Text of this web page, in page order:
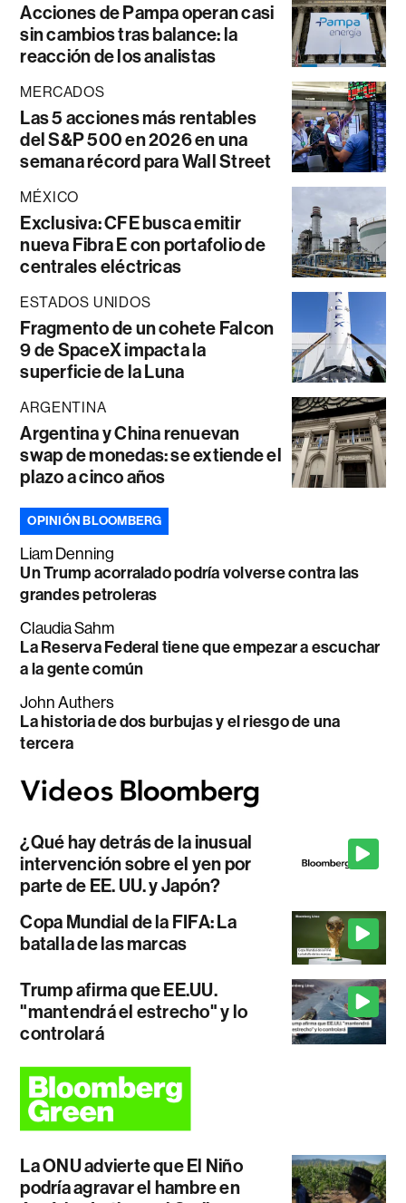
Acciones de Pampa operan casi
sin cambios tras balance: la
reacción de los analistas
MERCADOS
Las 5 acciones más rentables
del S&P 500 en 2026 en una
semana récord para Wall Street
MÉXICO
Exclusiva: CFE busca emitir
nueva Fibra E con portafolio de
centrales eléctricas
ESTADOS UNIDOS
Fragmento de un cohete Falcon
9 de SpaceX impacta la
superficie de la Luna
ARGENTINA
Argentina y China renuevan
swap de monedas: se extiende el
plazo a cinco años
OPINIÓN BLOOMBERG
Liam Denning
Un Trump acorralado podría volverse contra las
grandes petroleras
Claudia Sahm
La Reserva Federal tiene que empezar a escuchar
a la gente común
John Authers
La historia de dos burbujas y el riesgo de una
tercera
¿Qué hay detrás de la inusual
intervención sobre el yen por
parte de EE. UU. y Japón?
Copa Mundial de la FIFA: La
batalla de las marcas
Trump afirma que EE.UU.
"mantendrá el estrecho" y lo
controlará
La ONU advierte que El Niño
podría agravar el hambre en